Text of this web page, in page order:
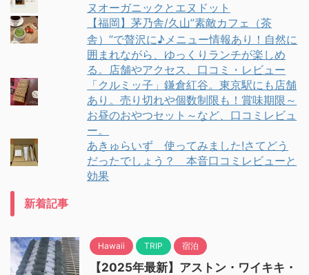
ヌオーガニックとエヌドット
【福岡】茅乃舎/久山”素敵カフェ（茶
舎）”で贅沢に♪メニュー情報あり！自然に
囲まれながら、ゆっくりランチが楽しめ
る。店舗やアクセス、口コミ・レビュー
「クルミッ子」鎌倉紅谷。東京駅にも店舗
あり。売り切れや個数制限も！賞味期限～
お昼のおやつセット～など、口コミレビュ
ー。
あきゅらいず 使ってみました!さてどう
だったでしょう？ 本音口コミレビューと
効果
新着記事
Hawaii TRIP 宿泊
【2025年最新】アストン・ワイキキ・